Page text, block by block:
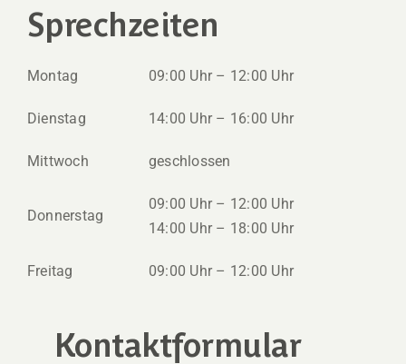
Sprechzeiten
Montag 09:00 Uhr – 12:00 Uhr
Dienstag 14:00 Uhr – 16:00 Uhr
Mittwoch geschlossen
Donnerstag
09:00 Uhr – 12:00 Uhr
14:00 Uhr – 18:00 Uhr
Freitag 09:00 Uhr – 12:00 Uhr
Kontaktformular